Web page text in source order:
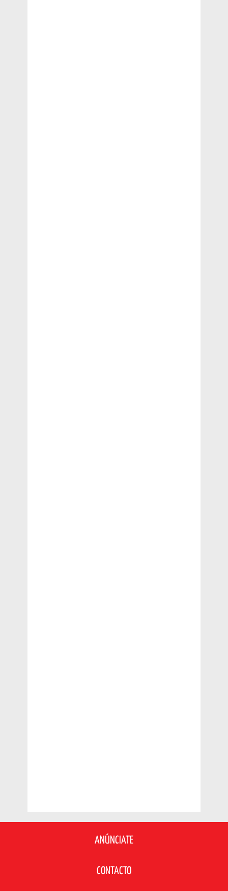
ANÚNCIATE
CONTACTO